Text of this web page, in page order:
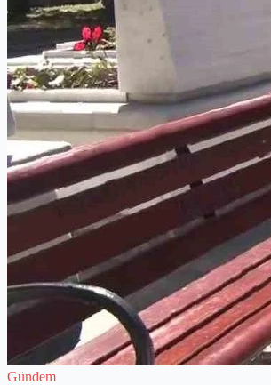
Gündem